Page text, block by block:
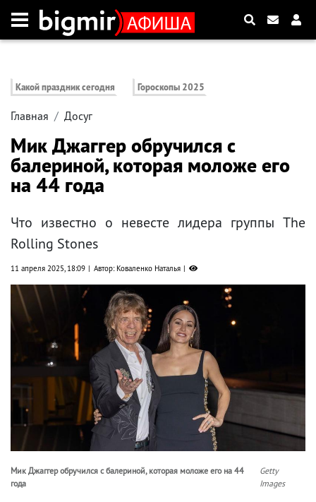
Какой праздник сегодня Гороскопы 2025
Главная Досуг
Мик Джаггер обручился с
балериной, которая моложе его
на 44 года
Что известно о невесте лидера группы The
Rolling Stones
11 апреля 2025, 18:09 Автор: Коваленко Наталья
Мик Джаггер обручился с балериной, которая моложе его на 44
года
Getty
Images